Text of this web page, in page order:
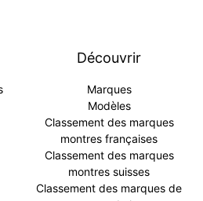
Découvrir
Marques
Modèles
Classement des marques
montres françaises
Classement des marques
montres suisses
Classement des marques de